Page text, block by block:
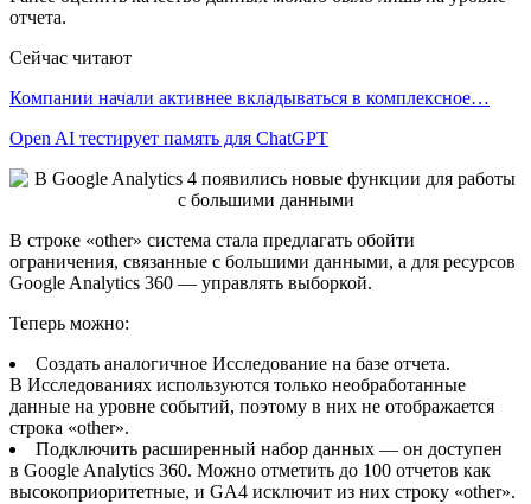
отчета.
Сейчас читают
Компании начали активнее вкладываться в комплексное…
Open AI тестирует память для ChatGPT
В строке «other» система стала предлагать обойти
ограничения, связанные с большими данными, а для ресурсов
Google Analytics 360 — управлять выборкой.
Теперь можно:
Создать аналогичное Исследование на базе отчета.
В Исследованиях используются только необработанные
данные на уровне событий, поэтому в них не отображается
строка «other».
Подключить расширенный набор данных — он доступен
в Google Analytics 360. Можно отметить до 100 отчетов как
высокоприоритетные, и GA4 исключит из них строку «other».